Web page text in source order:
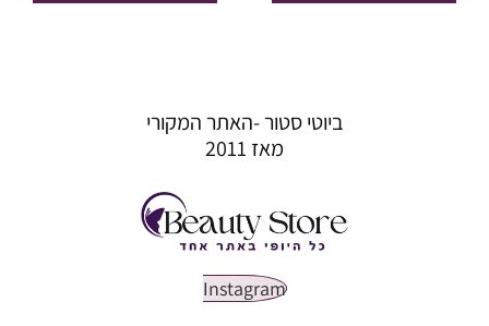
ביוטי סטור -האתר המקורי
מאז 2011
Instagram